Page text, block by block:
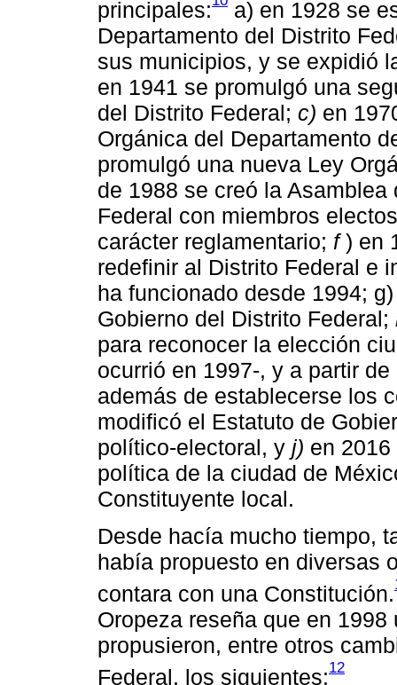
principales:
a) en 1928 se
Departamento del Distrito
sus municipios, y se expidió
en 1941 se promulgó una
del Distrito Federal; c) en
Orgánica del Departamento
promulgó una nueva Ley
de 1988 se creó la
Federal con miembros
carácter reglamentario; f) en
redefinir al Distrito Federal e
ha funcionado desde 1994;
Gobierno del Distrito Federal;
para reconocer la elección
ocurrió en 1997-, y a partir
además de establecerse los
modificó el Estatuto de
político-electoral, y j) en
política de la ciudad de
Constituyente local.
Desde hacía mucho tiempo,
había propuesto en diversas
contara con una Constitución.
Oropeza reseña que en
propusieron, entre otros
Federal, los siguientes:12